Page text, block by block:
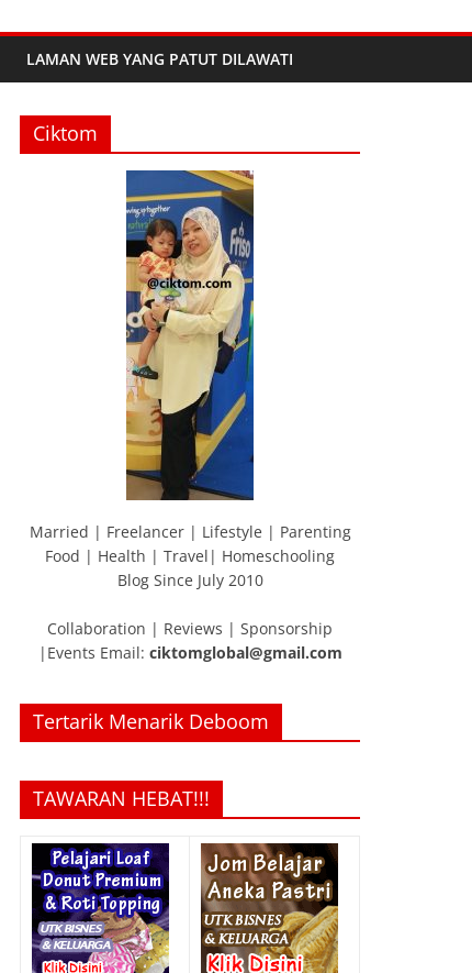
LAMAN WEB YANG PATUT DILAWATI
Ciktom
Married | Freelancer | Lifestyle | Parenting
Food | Health | Travel| Homeschooling
Blog Since July 2010
Collaboration | Reviews | Sponsorship
|Events Email: ciktomglobal@gmail.com
Tertarik Menarik Deboom
TAWARAN HEBAT!!!